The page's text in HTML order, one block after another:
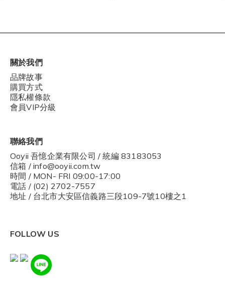
關於我們
品牌故事
購買方式
隱私權條款
會員VIP分級
聯絡我們
Ooyii 吾憶企業有限公司 / 統編 83183053
信箱 / info@ooyii.com.tw
時間 / MON- FRI 09:00-17:00
電話 / (02) 2702-7557
地址 / 台北市大安區信義路三段109-7號10樓之1
FOLLOW US